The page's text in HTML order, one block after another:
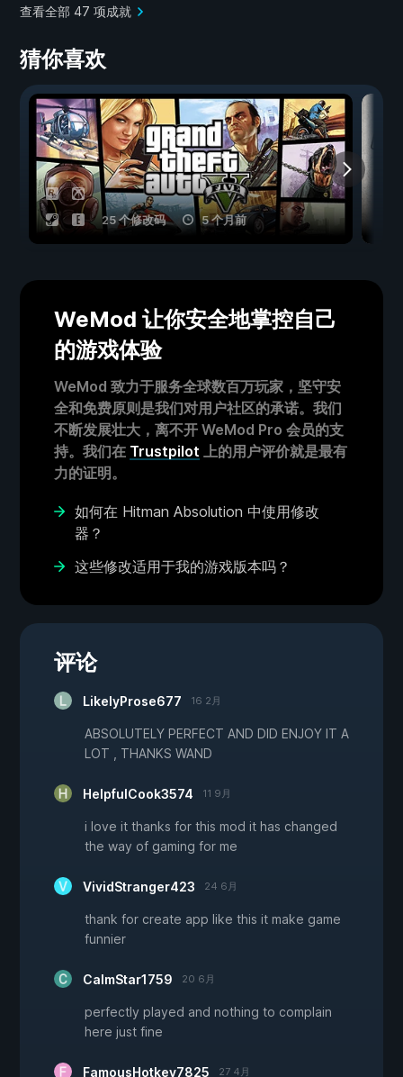
查看全部 47 项成就
猜你喜欢
25 个修改码 5 个月前
WeMod 让你安全地掌控自己
的游戏体验
WeMod 致力于服务全球数百万玩家，坚守安
全和免费原则是我们对用户社区的承诺。我们
不断发展壮大，离不开 WeMod Pro 会员的支
持。我们在 Trustpilot 上的用户评价就是最有
力的证明。
如何在 Hitman Absolution 中使用修改
器？
这些修改适用于我的游戏版本吗？
评论
LikelyProse677 16 2月
ABSOLUTELY PERFECT AND DID ENJOY IT A
LOT , THANKS WAND
HelpfulCook3574 11 9月
i love it thanks for this mod it has changed
the way of gaming for me
VividStranger423 24 6月
thank for create app like this it make game
funnier
CalmStar1759 20 6月
perfectly played and nothing to complain
here just fine
FamousHotkey7825 27 4月